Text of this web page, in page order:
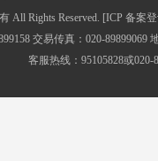
All Rights Reserved. [ICP 备案
交易传真：020-
客服热线：95105828或020-